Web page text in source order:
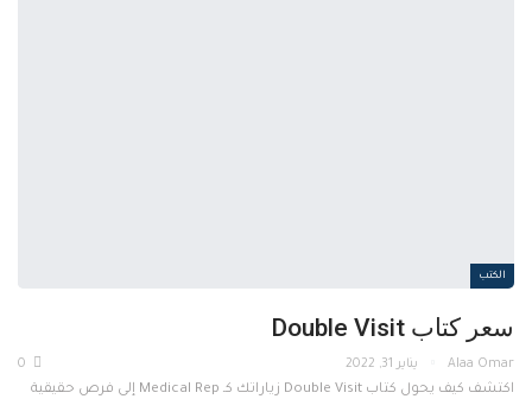
الكتب
سعر كتاب Double Visit
يناير 31, 2022
اكتشف كيف يحول كتاب Double Visit زياراتك كـ Medical Rep إلى فرص حقيقية